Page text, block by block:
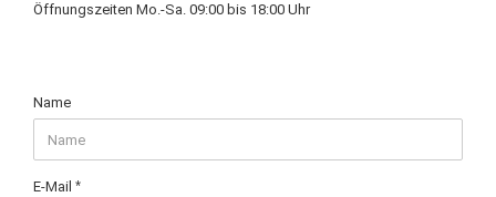
Öffnungszeiten Mo.-Sa. 09:00 bis 18:00 Uhr
BERATUNG
&
KONTAKT
Name
E-Mail